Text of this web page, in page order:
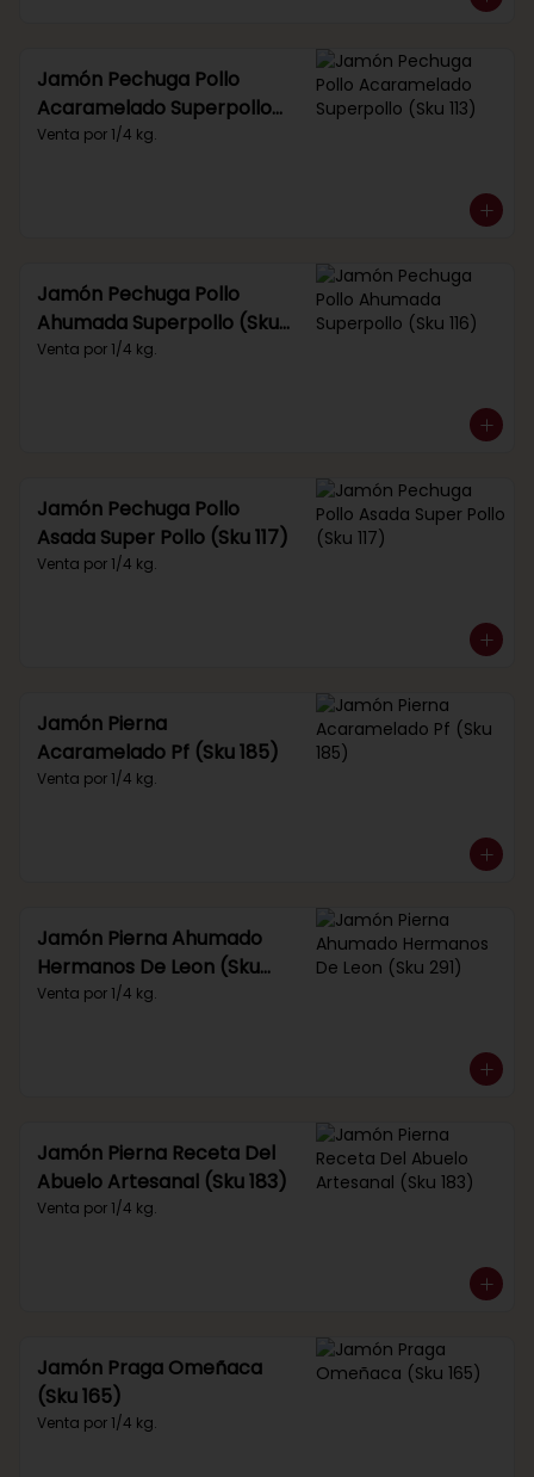
Jamón Pechuga Pollo
Acaramelado Superpollo
(Sku 113)
Venta por 1/4 kg.
Jamón Pechuga Pollo
Ahumada Superpollo (Sku
116)
Venta por 1/4 kg.
Jamón Pechuga Pollo
Asada Super Pollo (Sku 117)
Venta por 1/4 kg.
Jamón Pierna
Acaramelado Pf (Sku 185)
Venta por 1/4 kg.
Jamón Pierna Ahumado
Hermanos De Leon (Sku
291)
Venta por 1/4 kg.
Jamón Pierna Receta Del
Abuelo Artesanal (Sku 183)
Venta por 1/4 kg.
Jamón Praga Omeñaca
(Sku 165)
Venta por 1/4 kg.